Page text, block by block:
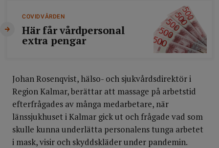
COVIDVÅRDEN
Här får vårdpersonal
extra pengar
Johan Rosenqvist, hälso- och sjukvårdsdirektör i
Region Kalmar, berättar att massage på arbetstid
efterfrågades av många medarbetare, när
länssjukhuset i Kalmar gick ut och frågade vad som
skulle kunna underlätta personalens tunga arbetet
i mask, visir och skyddskläder under pandemin.